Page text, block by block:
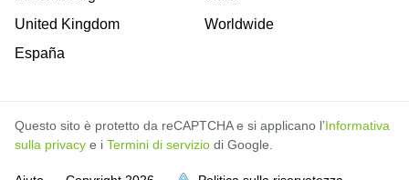
United Kingdom
España
Worldwide
Questo sito è protetto da reCAPTCHA e si applicano l’Informativa
sulla privacy e i Termini di servizio di Google.